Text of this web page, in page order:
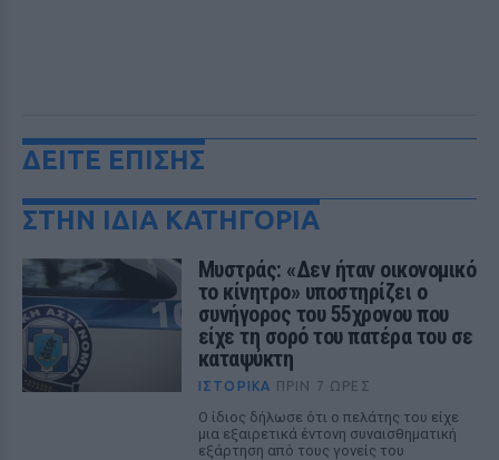
ΔΕΙΤΕ ΕΠΙΣΗΣ
ΣΤΗΝ ΙΔΙΑ ΚΑΤΗΓΟΡΙΑ
Μυστράς: «Δεν ήταν οικονομικό
το κίνητρο» υποστηρίζει ο
συνήγορος του 55χρονου που
είχε τη σορό του πατέρα του σε
καταψύκτη
ΙΣΤΟΡΙΚΆ ΠΡΙΝ 7 ΏΡΕΣ
Ο ίδιος δήλωσε ότι ο πελάτης του είχε
μια εξαιρετικά έντονη συναισθηματική
εξάρτηση από τους γονείς του